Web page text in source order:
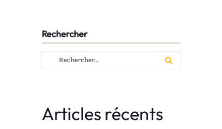
Rechercher
Rechercher :
Articles récents